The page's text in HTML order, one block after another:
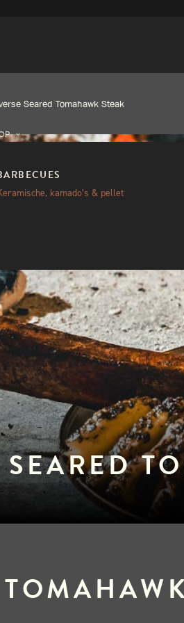
kamado’s & pellet
Seared Tomahawk Steak
SEARED
TOMAHAWK